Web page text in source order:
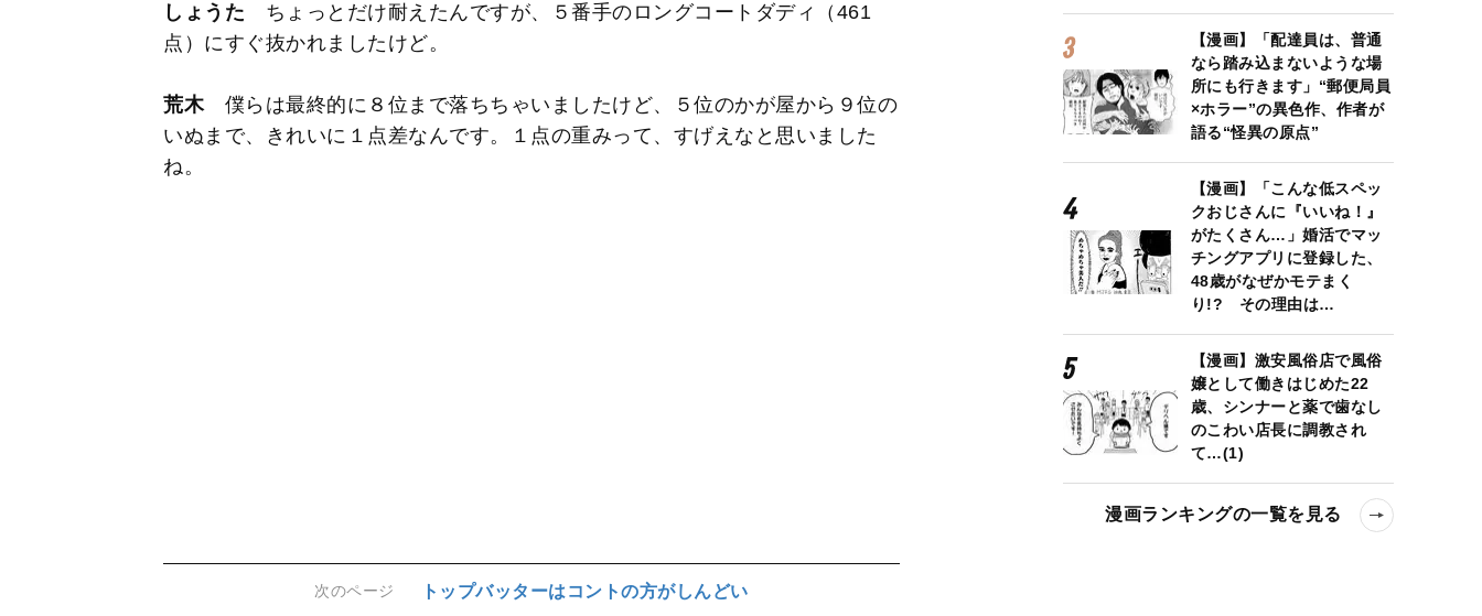
しょうた ちょっとだけ耐えたんですが、５番手のロングコートダディ（461
点）にすぐ抜かれましたけど。
荒木僕らは最終的に８位まで落ちちゃいましたけど、５位のかが屋から９位の
いぬまで、きれいに１点差なんです。１点の重みって、すげえなと思いました
ね。
次のページ トップバッターはコントの方がしんどい
【漫画】「配達員は、普通
なら踏み込まないような場
所にも行きます」“郵便局員
×ホラー”の異色作、作者が
語る“怪異の原点”
【漫画】「こんな低スペッ
クおじさんに『いいね！』
がたくさん…」婚活でマッ
チングアプリに登録した、
48歳がなぜかモテまく
り!? その理由は…
【漫画】激安風俗店で風俗
嬢として働きはじめた22
歳、シンナーと薬で歯なし
のこわい店長に調教され
て…(1)
漫画ランキングの一覧を見る